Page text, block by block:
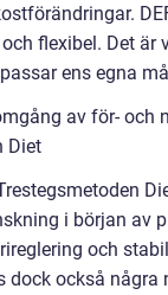
flexibel. Det är
ens egna
av för- och
Diet
i början av
och
dock också några